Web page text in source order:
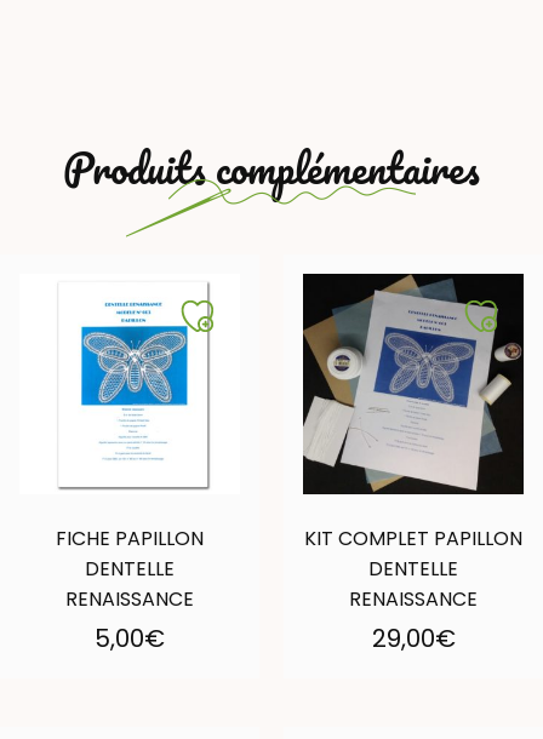
Produits complémentaires
FICHE PAPILLON
DENTELLE
RENAISSANCE
5,00€
KIT COMPLET PAPILLON
DENTELLE
RENAISSANCE
29,00€